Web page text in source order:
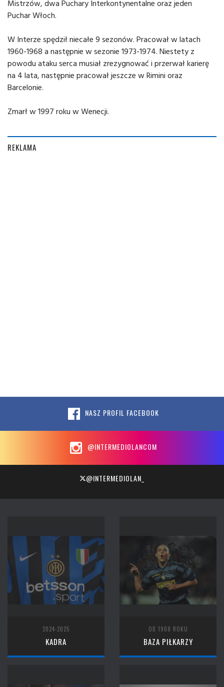
Mistrzów, dwa Puchary Interkontynentalne oraz jeden
Puchar Włoch.
W Interze spędził niecałe 9 sezonów. Pracował w latach
1960-1968 a następnie w sezonie 1973-1974. Niestety z
powodu ataku serca musiał zrezygnować i przerwał karierę
na 4 lata, następnie pracował jeszcze w Rimini oraz
Barcelonie.
Zmarł w 1997 roku w Wenecji.
REKLAMA
NASZ PROFIL FACEBOOK
@INTERMEDIOLANCOM
@INTERMEDIOLAN_
2024-2025
KADRA
OD 1908 ROKU
BAZA PIŁKARZY